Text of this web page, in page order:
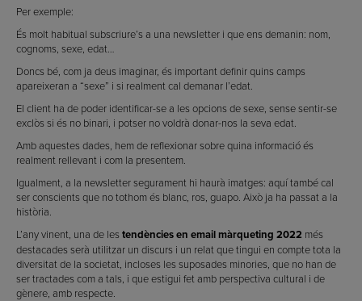
Per exemple:
És molt habitual subscriure’s a una newsletter i que ens demanin: nom,
cognoms, sexe, edat…
Doncs bé, com ja deus imaginar, és important definir quins camps
apareixeran a “sexe” i si realment cal demanar l’edat.
El client ha de poder identificar-se a les opcions de sexe, sense sentir-se
exclòs si és no binari, i potser no voldrà donar-nos la seva edat.
Amb aquestes dades, hem de reflexionar sobre quina informació és
realment rellevant i com la presentem.
Igualment, a la newsletter segurament hi haurà imatges: aquí també cal
ser conscients que no tothom és blanc, ros, guapo. Això ja ha passat a la
història.
L’any vinent, una de les tendències en email màrqueting 2022 més
destacades serà utilitzar un discurs i un relat que tingui en compte tota la
diversitat de la societat, incloses les suposades minories, que no han de
ser tractades com a tals, i que estigui fet amb perspectiva cultural i de
gènere, amb respecte.